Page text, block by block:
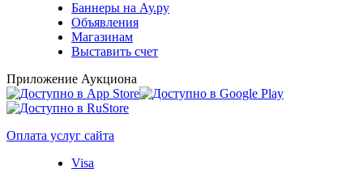
Баннеры на Ау.ру
Объявления
Магазинам
Выставить счет
Приложение Аукциона
Оплата услуг сайта
Visa